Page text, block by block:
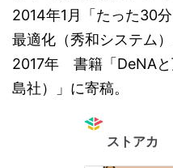
2014年1月「たった30
最適化（秀和システム）
2017年 書籍「DeNAと
島社）」に寄稿。
ストアカ